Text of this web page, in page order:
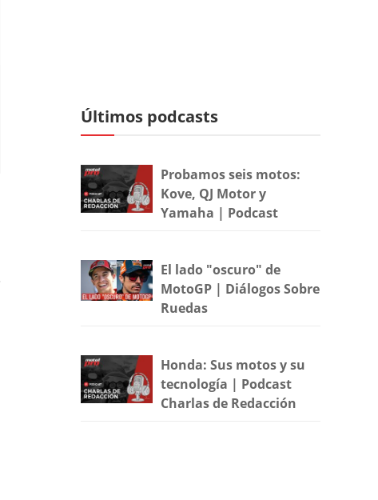
Últimos podcasts
Probamos seis motos:
Kove, QJ Motor y
Yamaha | Podcast
El lado "oscuro" de
MotoGP | Diálogos Sobre
Ruedas
Honda: Sus motos y su
tecnología | Podcast
Charlas de Redacción